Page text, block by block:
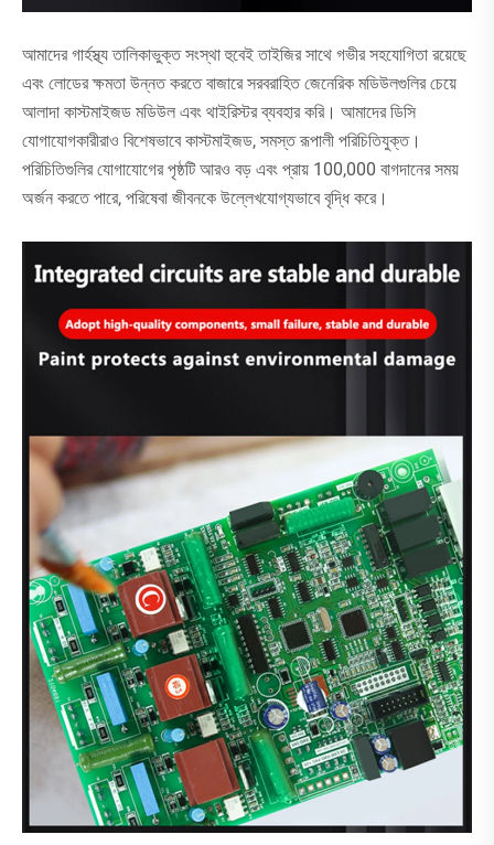
আমাদের গার্হস্থ্য তালিকাভুক্ত সংস্থা হুবেই তাইজির সাথে গভীর সহযোগিতা রয়েছে
এবং লোডের ক্ষমতা উন্নত করতে বাজারে সরবরাহিত জেনেরিক মডিউলগুলির চেয়ে
আলাদা কাস্টমাইজড মডিউল এবং থাইরিস্টর ব্যবহার করি। আমাদের ডিসি
যোগাযোগকারীরাও বিশেষভাবে কাস্টমাইজড, সমস্ত রূপালী পরিচিতিযুক্ত।
পরিচিতিগুলির যোগাযোগের পৃষ্ঠটি আরও বড় এবং প্রায় 100,000 বাগদানের সময়
অর্জন করতে পারে, পরিষেবা জীবনকে উল্লেখযোগ্যভাবে বৃদ্ধি করে।